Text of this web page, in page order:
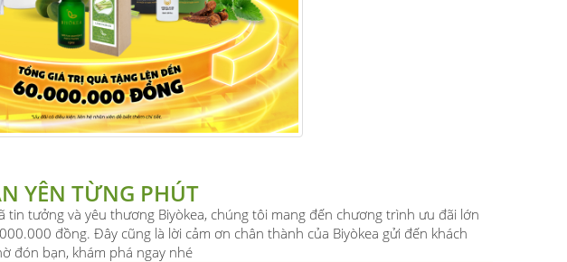
YÊN TỪNG PHÚT
tin tưởng và yêu thương Biyòkea, chúng tôi mang đến chương trình ưu đãi lớn
đồng. Đây cũng là lời cảm ơn chân thành của Biyòkea gửi đến khách
đón bạn, khám phá ngay nhé